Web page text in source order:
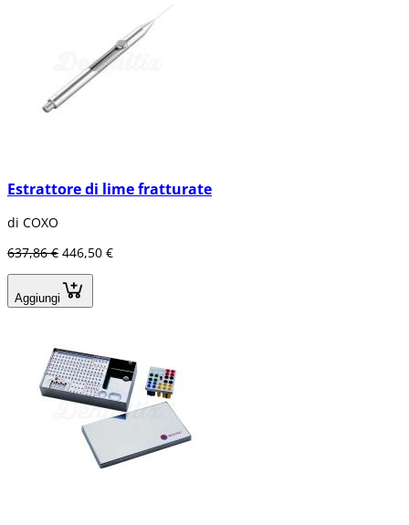
Estrattore di lime fratturate
di COXO
637,86 € 446,50 €
Aggiungi